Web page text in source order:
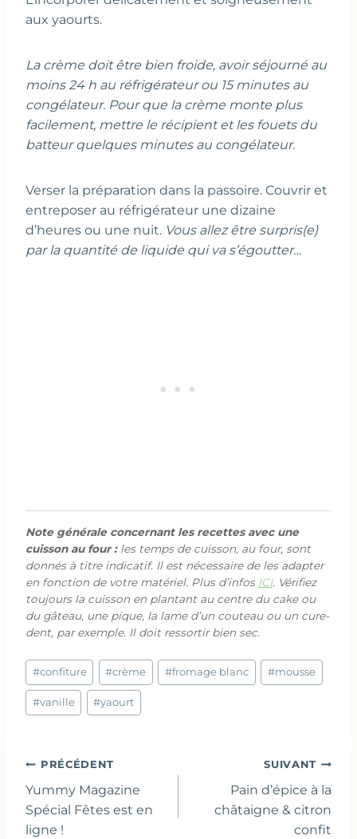
aux yaourts.
La crème doit être bien froide, avoir séjourné au
moins 24 h au réfrigérateur ou 15 minutes au
congélateur. Pour que la crème monte plus
facilement, mettre le récipient et les fouets du
batteur quelques minutes au congélateur.
Verser la préparation dans la passoire. Couvrir et
entreposer au réfrigérateur une dizaine
d’heures ou une nuit. Vous allez être surpris(e)
par la quantité de liquide qui va s’égoutter…
Note générale concernant les recettes avec une
cuisson au four :les temps de cuisson, au four, sont
donnés à titre indicatif. Il est nécessaire de les adapter
en fonction de votre matériel. Plus d’infos ICI. Vérifiez
toujours la cuisson en plantant au centre du cake ou
du gâteau, une pique, la lame d’un couteau ou un cure-
dent, par exemple. Il doit ressortir bien sec.
Étiquettes
de
la
#confiture #crème #fromage blanc #mousse
#vanille #yaourt
Navigation
de
l’article
PRÉCÉDENT
Yummy Magazine
Spécial Fêtes est en
ligne !
SUIVANT
Pain d’épice à la
châtaigne & citron
confit